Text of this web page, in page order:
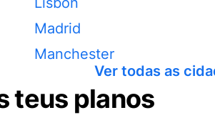
Madrid
Manchester
Ver todas as
teus planos